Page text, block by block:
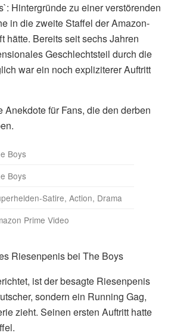
Hintergründe zu einer verstörenden
in die zweite Staffel der Amazon-
hätte. Bereits seit sechs Jahren
Geschlechtsteil durch die
war ein noch expliziterer Auftritt
Anekdote für Fans, die den derben
Boys
Boys
Satire, Action, Drama
Prime Video
Riesenpenis bei The Boys
ist der besagte Riesenpenis
sondern ein Running Gag,
zieht. Seinen ersten Auftritt hatte